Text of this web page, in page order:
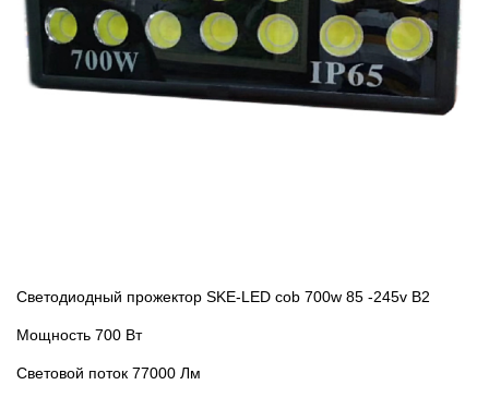
Светодиодный прожектор SKE-LED cob 700w 85 -245v В2
Мощность 700 Вт
Световой поток 77000 Лм